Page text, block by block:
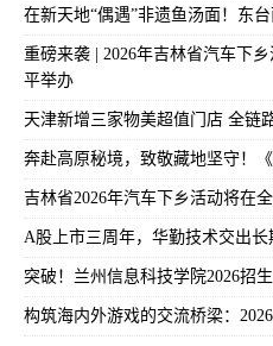
在新天地“偶遇”非遗鱼汤面！东
重磅来袭 | 2026年吉林省汽车下
平举办
天津新增三家物美超值门店 全链
奔赴高原秘境，致敬藏地坚守！
吉林省2026年汽车下乡活动将在
A股上市三周年，华勤技术交出长
突破！兰州信息科技学院2026招
构筑海内外游戏的交流桥梁：